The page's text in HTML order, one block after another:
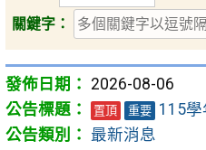
關鍵字：
2026-08-06
置頂 重要 115
最新消息